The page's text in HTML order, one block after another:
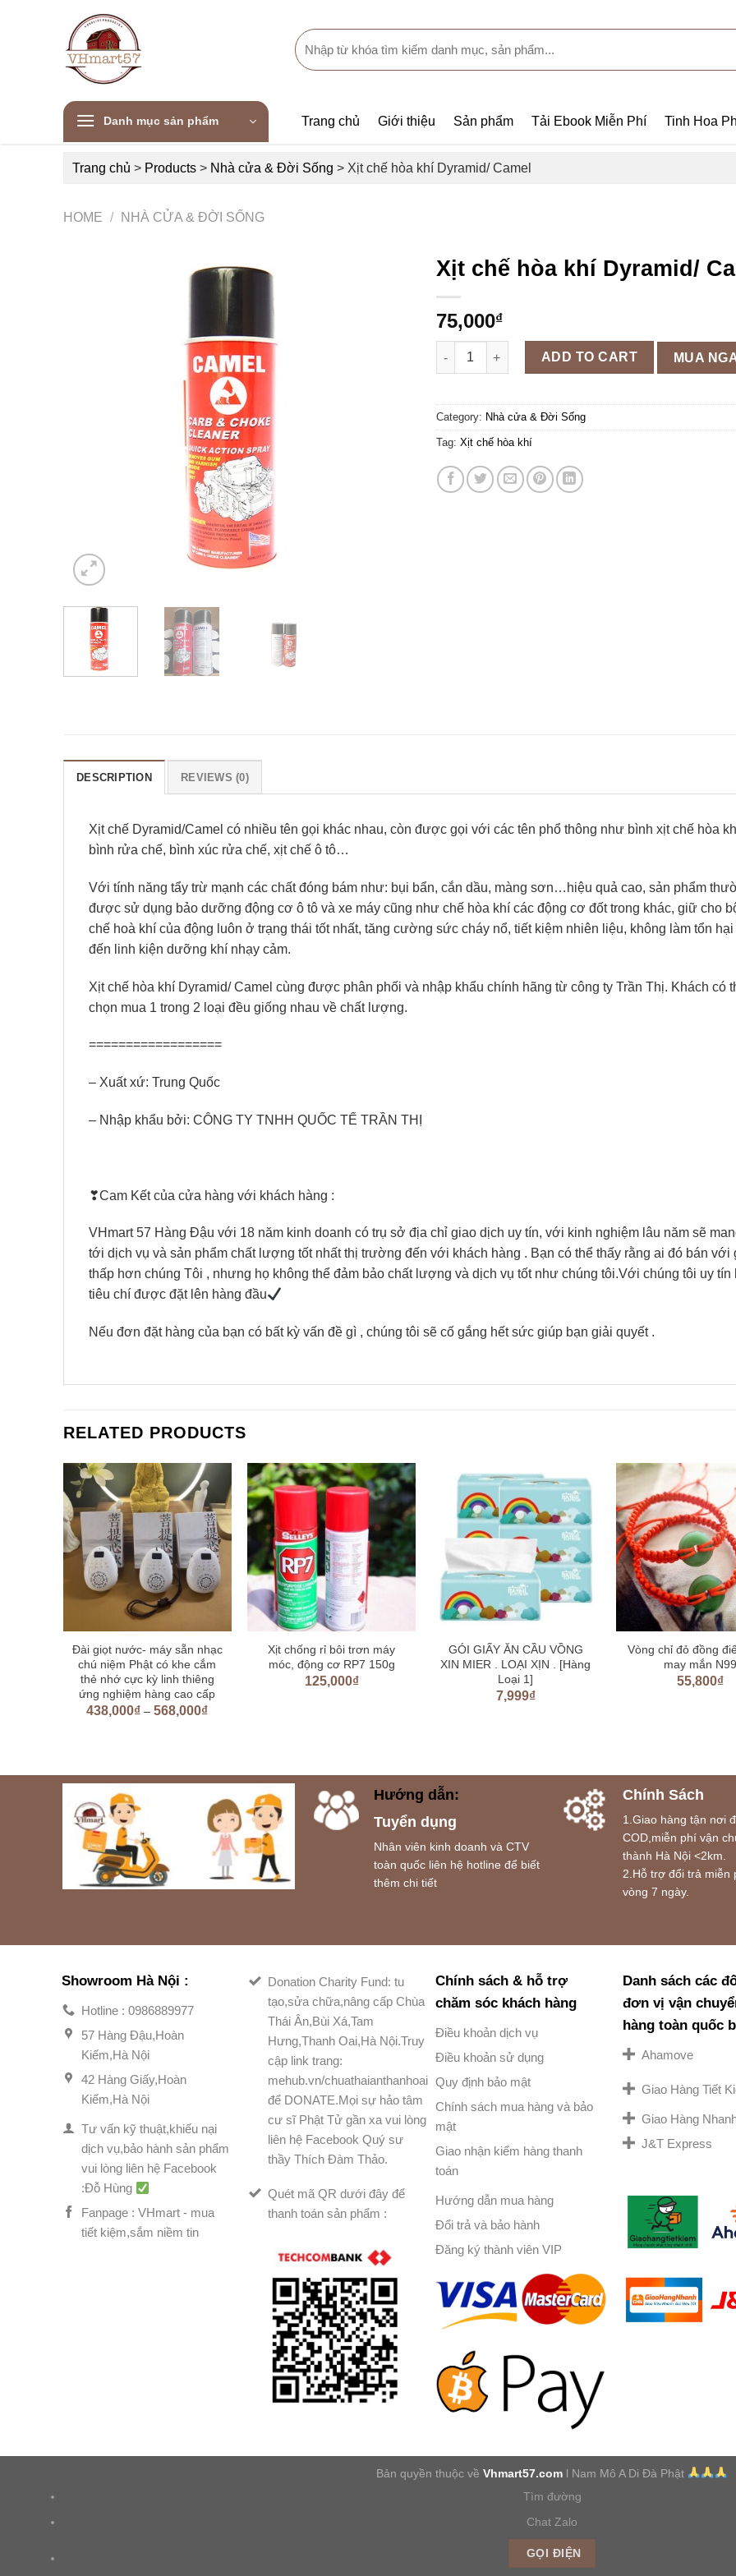
Search
for:
Danh mục sản phẩm Trang chủ Giới thiệu Sản phẩm Tải Ebook Miễn Phí Tinh Hoa
Trang chủ > Products > Nhà cửa & Đời Sống > Xịt chế hòa khí Dyramid/ Camel
HOME / NHÀ CỬA & ĐỜI SỐNG
Xịt chế hòa khí Dyramid/
75,000₫
Xịt chế hòa khí Dyramid/ Camel quantity
ADD TO CART MUA
Category: Nhà cửa & Đời Sống
Tag: Xịt chế hòa khí
DESCRIPTION REVIEWS (0)
Xịt chế Dyramid/Camel có nhiều tên gọi khác nhau, còn được gọi với các tên phổ thông như bình xịt chế hòa
bình rửa chế, bình xúc rửa chế, xịt chế ô tô…
Với tính năng tẩy trừ mạnh các chất đóng bám như: bụi bẩn, cắn dầu, màng sơn…hiệu quả cao, sản phẩm
được sử dụng bảo dưỡng động cơ ô tô và xe máy cũng như chế hòa khí các động cơ đốt trong khác, giữ cho
chế hoà khí của động luôn ở trạng thái tốt nhất, tăng cường sức cháy nổ, tiết kiệm nhiên liệu, không làm tổn hại
đến linh kiện dưỡng khí nhạy cảm.
Xịt chế hòa khí Dyramid/ Camel cùng được phân phối và nhập khẩu chính hãng từ công ty Trần Thị. Khách có
chọn mua 1 trong 2 loại đều giống nhau về chất lượng.
==================
– Xuất xứ: Trung Quốc
– Nhập khẩu bởi: CÔNG TY TNHH QUỐC TẾ TRẦN THỊ
❣Cam Kết của cửa hàng với khách hàng :
VHmart 57 Hàng Đậu với 18 năm kinh doanh có trụ sở địa chỉ giao dịch uy tín, với kinh nghiệm lâu năm sẽ
tới dịch vụ và sản phẩm chất lượng tốt nhất thị trường đến với khách hàng . Bạn có thể thấy rằng ai đó bán với
thấp hơn chúng Tôi , nhưng họ không thể đảm bảo chất lượng và dịch vụ tốt như chúng tôi.Với chúng tôi uy tín
tiêu chí được đặt lên hàng đầu
Nếu đơn đặt hàng của bạn có bất kỳ vấn đề gì , chúng tôi sẽ cố gắng hết sức giúp bạn giải quyết .
RELATED PRODUCTS
Đài giọt nước- máy sẵn nhạc
chú niệm Phật có khe cắm
thẻ nhớ cực kỳ linh thiêng
ứng nghiệm hàng cao cấp
438,000₫ –568,000₫
Xịt chống rỉ bôi trơn máy
móc, động cơ RP7 150g
125,000₫
GÓI GIẤY ĂN CẦU VỒNG
XIN MIER . LOẠI XỊN . [Hàng
Loại 1]
7,999₫
Vòng chỉ đỏ đồng
may mắn N99
55,800₫
Hướng dẫn:
Tuyển dụng
Nhân viên kinh doanh và CTV
toàn quốc liên hệ hotline để biết
thêm chi tiết
Chính Sách
1.Giao hàng tận nơi
COD,miễn phí vận
thành Hà Nội <2km.
2.Hỗ trợ đổi trả miễn
vòng 7 ngày.
Showroom Hà Nội :
Hotline : 0986889977
57 Hàng Đậu,Hoàn
Kiếm,Hà Nội
42 Hàng Giấy,Hoàn
Kiếm,Hà Nội
Tư vấn kỹ thuật,khiếu nại
dịch vụ,bảo hành sản phẩm
vui lòng liên hệ Facebook
:Đỗ Hùng
Fanpage : VHmart - mua
tiết kiệm,sắm niềm tin
Donation Charity Fund: tu
tạo,sửa chữa,nâng cấp Chùa
Thái Ân,Bùi Xá,Tam
Hưng,Thanh Oai,Hà Nội.Truy
cập link trang:
mehub.vn/chuathaianthanhoai
để DONATE.Mọi sự hảo tâm
cư sĩ Phật Tử gần xa vui lòng
liên hệ Facebook Quý sư
thầy Thích Đàm Thảo.
Quét mã QR dưới đây để
thanh toán sản phẩm :
Chính sách & hỗ trợ
chăm sóc khách hàng
Điều khoản dịch vụ
Điều khoản sử dụng
Quy định bảo mật
Chính sách mua hàng và bảo
mật
Giao nhận kiểm hàng thanh
toán
Hướng dẫn mua hàng
Đổi trả và bảo hành
Đăng ký thành viên VIP
Danh sách các
đơn vị vận
hàng toàn quốc
Ahamove
Giao Hàng Tiết
Giao Hàng
J&T Express
Bản quyền thuộc về Vhmart57.com l Nam Mô A Di Đà Phật
Tìm đường
Chat Zalo
GỌI ĐIỆN